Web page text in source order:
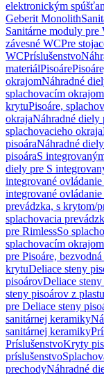
elektronickým
Geberit Monolith
Sanitárne moduly pre
závesné WCPre
WCPríslušenstvo
materiálPisoáre
okrajomNáhradné
splachovacím okrajom
krytuPisoáre,
okrajaNáhradné diely
splachovacieho okraja
pisoáraNáhradné
pisoáraS
diely pre S
integrované
integrované
prevádzka, s krytom/
splachovacia
pre RimlessSo
splachovacím okrajom
pre Pisoáre,
krytuDeliace steny
pisoárovDeliace
steny pisoárov z plastu
pre Deliace steny
sanitárnej keramiky
sanitárnej keramiky
PríslušenstvoKryty
príslušenstvo
prechodyNáhradné